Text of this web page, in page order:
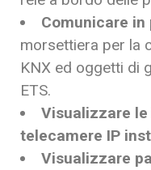
Comunicare in
morsettiera per la
KNX ed oggetti di
ETS.
Visualizzare
telecamere IP
Visualizzare